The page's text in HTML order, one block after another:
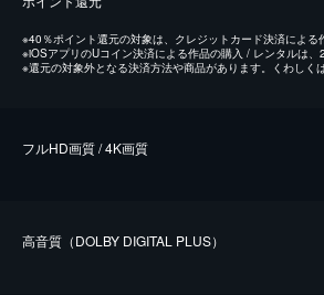
※40％ポイント還元の対象は、クレジットカード決済による
※iOSアプリのUコイン決済による作品の購入 / レンタルは、
※還元の対象外となる決済方法や商品があります。くわしく
フルHD画質 / 4K画質
⾼⾳質（DOLBY DIGITAL PLUS）